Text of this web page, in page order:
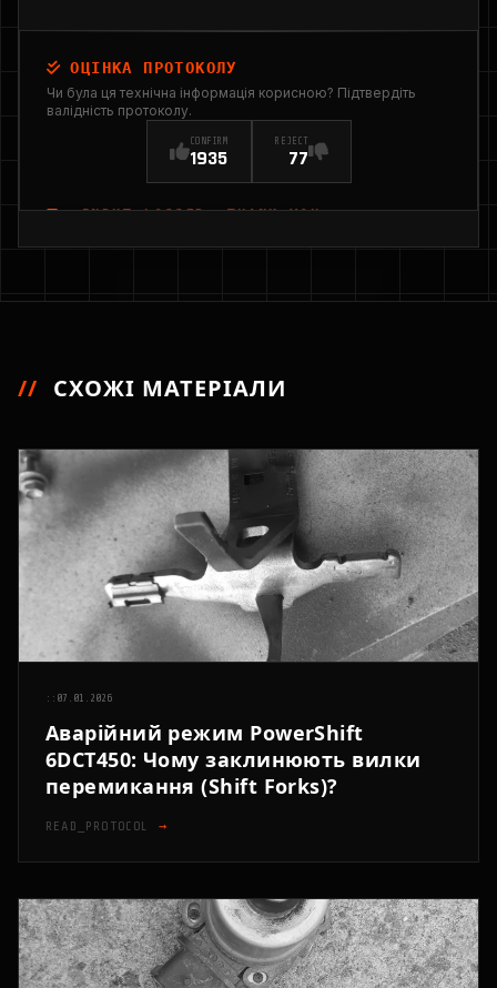
ОЦІНКА ПРОТОКОЛУ
Чи була ця технічна інформація корисною? Підтвердіть
валідність протоколу.
CONFIRM
1935
REJECT
77
INPUT_LOGGED: THANK YOU
// СХОЖІ МАТЕРІАЛИ
:: 07.01.2026
Аварійний режим PowerShift
6DCT450: Чому заклинюють вилки
перемикання (Shift Forks)?
READ_PROTOCOL →